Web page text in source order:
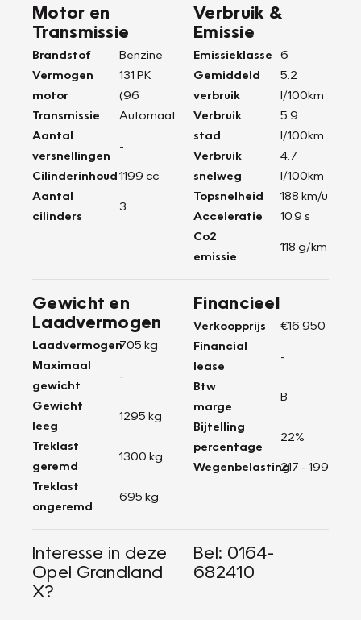
Motor en
Transmissie
Brandstof
Benzine
Vermogen
motor
131 PK
(96
Transmissie
Automaat
Aantal
versnellingen
-
Cilinderinhoud1199 cc
Aantal
cilinders
3
Verbruik &
Emissie
Emissieklasse
6
Gemiddeld
verbruik
5.2
l/100km
Verbruik
stad
5.9
l/100km
Verbruik
snelweg
4.7
l/100km
Topsnelheid
188 km/u
Acceleratie
10.9 s
Co2
emissie
118 g/km
Gewicht en
Laadvermogen
Laadvermogen705 kg
Maximaal
gewicht
-
Gewicht
leeg
1295 kg
Treklast
geremd
1300 kg
Treklast
ongeremd
695 kg
Financieel
Verkoopprijs
€16.950
Financial
lease
-
Btw
marge
B
Bijtelling
percentage
22%
Wegenbelasting217 - 199
Interesse in deze
Opel Grandland
X?
Bel: 0164-
682410